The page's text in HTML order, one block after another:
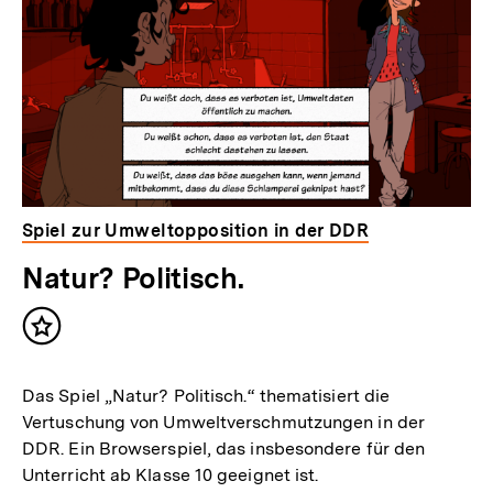
Spiel zur Umweltopposition in der DDR
Natur? Politisch.
Inhalt
Das Spiel „Natur? Politisch.“ thematisiert die
Vertuschung von Umweltverschmutzungen in der
DDR. Ein Browserspiel, das insbesondere für den
Unterricht ab Klasse 10 geeignet ist.